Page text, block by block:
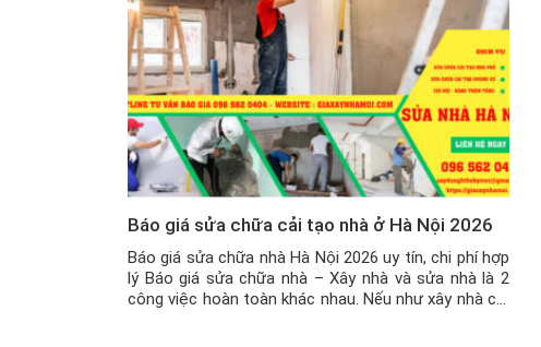
Báo giá sửa chữa cải tạo nhà ở Hà Nội 2026
Báo giá sửa chữa nhà Hà Nội 2026 uy tín, chi phí hợp
lý Báo giá sửa chữa nhà – Xây nhà và sửa nhà là 2
công việc hoàn toàn khác nhau. Nếu như xây nhà chỉ